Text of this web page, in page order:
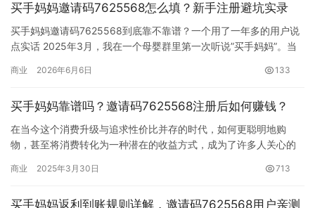
买手妈妈邀请码7625568怎么填？新手注册避坑实录
买手妈妈邀请码7625568到底靠不靠谱？一个用了一年多的用户说
点实话 2025年3月，我在一个母婴群里第一次听说”买手妈妈”。当
商业 2026年6月6日 133
买手妈妈靠谱吗？邀请码7625568注册后如何赚钱？
在当今这个消费升级与追求性价比并存的时代，如何更聪明地购
物，甚至将消费转化为一种潜在的收益方式，成为了许多人关心的
中一…
商业 2025年3月30日 713
买手妈妈返利到账规则详解，邀请码7625568用户亲测